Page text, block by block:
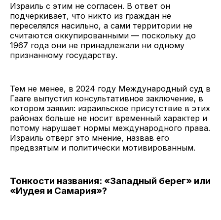
Израиль с этим не согласен. В ответ он
подчеркивает, что никто из граждан не
переселялся насильно, а сами территории не
считаются оккупированными — поскольку до
1967 года они не принадлежали ни одному
признанному государству.
Тем не менее, в 2024 году Международный суд в
Гааге выпустил консультативное заключение, в
котором заявил: израильское присутствие в этих
районах больше не носит временный характер и
потому нарушает нормы международного права.
Израиль отверг это мнение, назвав его
предвзятым и политически мотивированным.
Тонкости названия: «Западный берег» или
«Иудея и Самария»?